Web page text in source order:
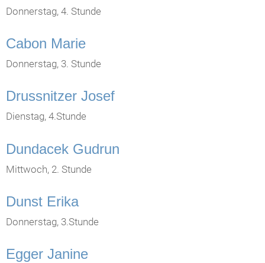
Donnerstag, 4. Stunde
Cabon Marie
Donnerstag, 3. Stunde
Drussnitzer Josef
Dienstag, 4.Stunde
Dundacek Gudrun
Mittwoch, 2. Stunde
Dunst Erika
Donnerstag, 3.Stunde
Egger Janine